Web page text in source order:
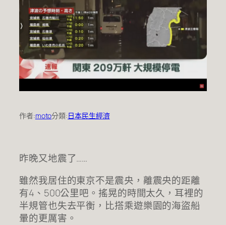
作者:moto分類:日本民生經濟
昨晚又地震了……
雖然我居住的東京不是震央，離震央的距離
有4、500公里吧。搖晃的時間太久，耳裡的
半規管也失去平衡，比搭乘遊樂園的海盜船
暈的更厲害。